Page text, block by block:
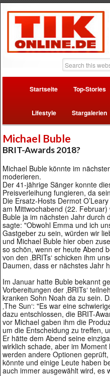
Startseite Top-Stories
Lifestyle Stargalerien
Michael Buble
BRIT-Awards 2018?
Michael Buble könnte im
moderieren.
Der 41-jährige Sänger konnte
Preisverleihung fungieren, da
Die Ersatz-Hosts Dermot
am Mittwochabend (22.
Buble ja im nächsten Jahr durch
sagte: "Obwohl Emma und ich
Gastgeber zu sein, würden wir
und Michael Buble hier oben
so schön, wenn er heute Abend
von den ‚BRITs‘ schicken ihm
Daumen, dass er nächstes Jahr
Im Januar hatte Buble bekannt
Vorbereitungen der ‚BRITs‘
kranken Sohn Noah da zu sein.
‚The Sun‘: "Es war eine
dazu entschlossen, die BRIT-
vor Michael gaben ihm die
um die Entscheidung zu treffen,
Er hätte dem Abend seine
wirklich schade, aber im
werden andere Optionen
könnte und einige Leute haben
auch immer ausgewählt wird, es